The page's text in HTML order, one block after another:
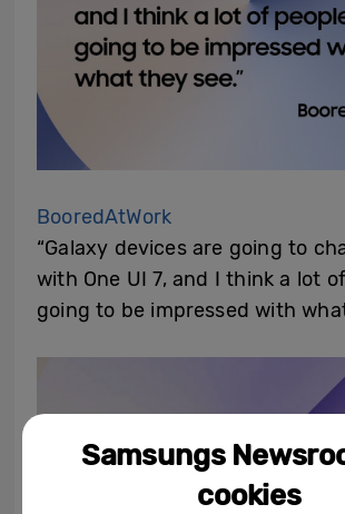
BooredAtWork
“Galaxy devices are going to
with One UI 7, and I think a lot
going to be impressed with
Samsungs
cookies